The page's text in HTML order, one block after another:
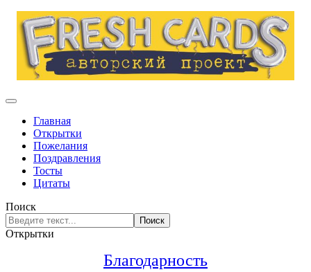
Главная
Открытки
Пожелания
Поздравления
Тосты
Цитаты
Поиск
Поиск
Открытки
Благодарность